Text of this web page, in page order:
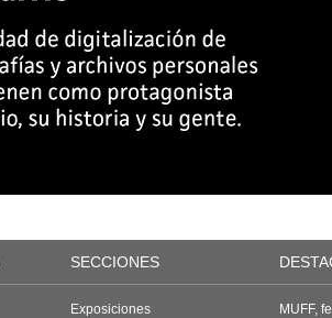
SECCIONES
Exposiciones
MUFF,